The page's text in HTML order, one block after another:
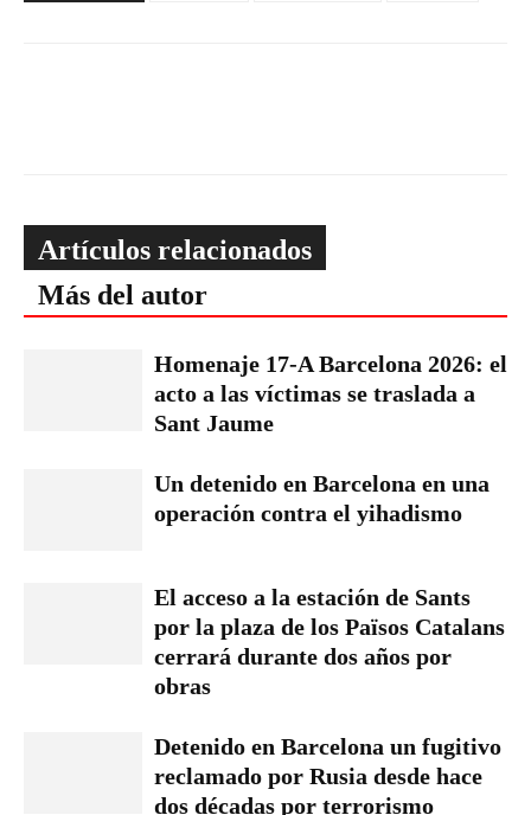
Artículos relacionados
Más del autor
Homenaje 17-A Barcelona 2026: el
acto a las víctimas se traslada a
Sant Jaume
Un detenido en Barcelona en una
operación contra el yihadismo
El acceso a la estación de Sants
por la plaza de los Països Catalans
cerrará durante dos años por
obras
Detenido en Barcelona un fugitivo
reclamado por Rusia desde hace
dos décadas por terrorismo